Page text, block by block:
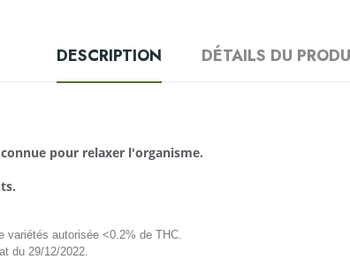
DESCRIPTION DÉTAILS DU
pour relaxer l'organisme.
variétés autorisée <0.2% de THC.
du 29/12/2022.